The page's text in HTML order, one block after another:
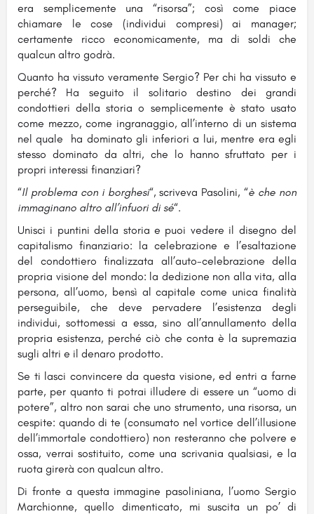
era semplicemente una “risorsa”; così come piace
chiamare le cose (individui compresi) ai manager;
certamente ricco economicamente, ma di soldi che
qualcun altro godrà.
Quanto ha vissuto veramente Sergio? Per chi ha vissuto e
perché? Ha seguito il solitario destino dei grandi
condottieri della storia o semplicemente è stato usato
come mezzo, come ingranaggio, all’interno di un sistema
nel quale ha dominato gli inferiori a lui, mentre era egli
stesso dominato da altri, che lo hanno sfruttato per i
propri interessi finanziari?
“Il problema con i borghesi“, scriveva Pasolini, “è che non
immaginano altro all’infuori di sé“.
Unisci i puntini della storia e puoi vedere il disegno del
capitalismo finanziario: la celebrazione e l’esaltazione
del condottiero finalizzata all’auto-celebrazione della
propria visione del mondo: la dedizione non alla vita, alla
persona, all’uomo, bensì al capitale come unica finalità
perseguibile, che deve pervadere l’esistenza degli
individui, sottomessi a essa, sino all’annullamento della
propria esistenza, perché ciò che conta è la supremazia
sugli altri e il denaro prodotto.
Se ti lasci convincere da questa visione, ed entri a farne
parte, per quanto ti potrai illudere di essere un “uomo di
potere”, altro non sarai che uno strumento, una risorsa, un
cespite: quando di te (consumato nel vortice dell’illusione
dell’immortale condottiero) non resteranno che polvere e
ossa, verrai sostituito, come una scrivania qualsiasi, e la
ruota girerà con qualcun altro.
Di fronte a questa immagine pasoliniana, l’uomo Sergio
Marchionne, quello dimenticato, mi suscita un po’ di